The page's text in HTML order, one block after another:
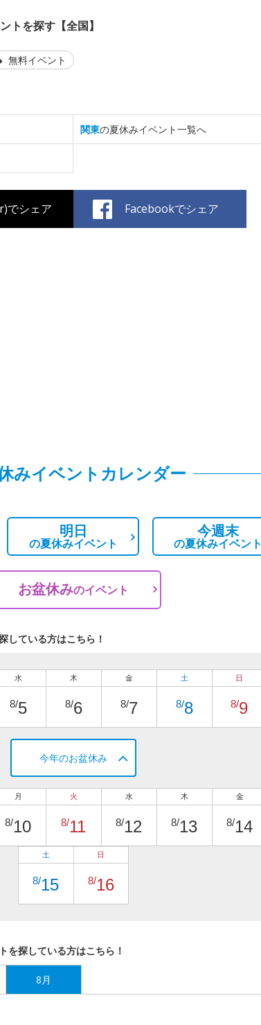
トを探す【全国】
無料イベント
関東の夏休みイベント一覧へ
でシェア Facebookでシェア
みイベントカレンダー
明日
の夏休みイベント
今週末
の夏休みイベント
お盆休みのイベント
している方はこちら！
水
8/5
木
8/6
金
8/7
土
8/8
日
8/9
今年のお盆休み
月
8/10
火
8/11
水
8/12
木
8/13
金
8/14
土
8/15
日
8/16
を探している方はこちら！
8月